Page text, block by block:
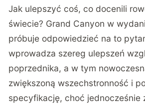
Jak ulepszyć coś, co docenili
świecie? Grand Canyon w
próbuje odpowiedzieć na to
wprowadza szereg ulepszeń
poprzednika, a w tym
zwiększoną wszechstronność i
specyfikację, choć jednocześnie